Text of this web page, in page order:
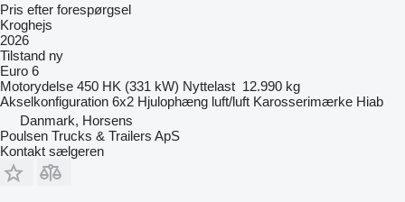
Pris efter forespørgsel
Kroghejs
2026
Tilstand ny
Euro 6
Motorydelse 450 HK (331 kW) Nyttelast 12.990 kg
Akselkonfiguration 6x2 Hjulophæng luft/luft Karosserimærke Hiab
Danmark, Horsens
Poulsen Trucks & Trailers ApS
Kontakt sælgeren